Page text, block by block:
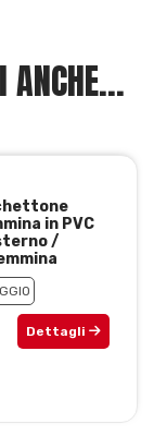
ANCHE...
in PVC
/
Dettagli